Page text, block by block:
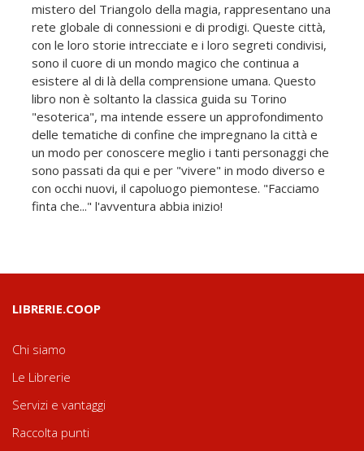
mistero del Triangolo della magia, rappresentano una
rete globale di connessioni e di prodigi. Queste città,
con le loro storie intrecciate e i loro segreti condivisi,
sono il cuore di un mondo magico che continua a
esistere al di là della comprensione umana. Questo
libro non è soltanto la classica guida su Torino
"esoterica", ma intende essere un approfondimento
delle tematiche di confine che impregnano la città e
un modo per conoscere meglio i tanti personaggi che
sono passati da qui e per "vivere" in modo diverso e
con occhi nuovi, il capoluogo piemontese. "Facciamo
finta che..." l'avventura abbia inizio!
LIBRERIE.COOP
Chi siamo
Le Librerie
Servizi e vantaggi
Raccolta punti